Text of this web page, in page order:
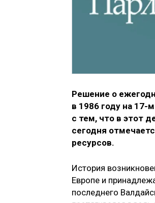
Решение о
в 1986 году на 17-
с тем, что в этот
сегодня
ресурсов.
История
Европе и
последнего